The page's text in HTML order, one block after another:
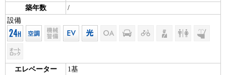
築年数
/
設備
エレベーター 1基